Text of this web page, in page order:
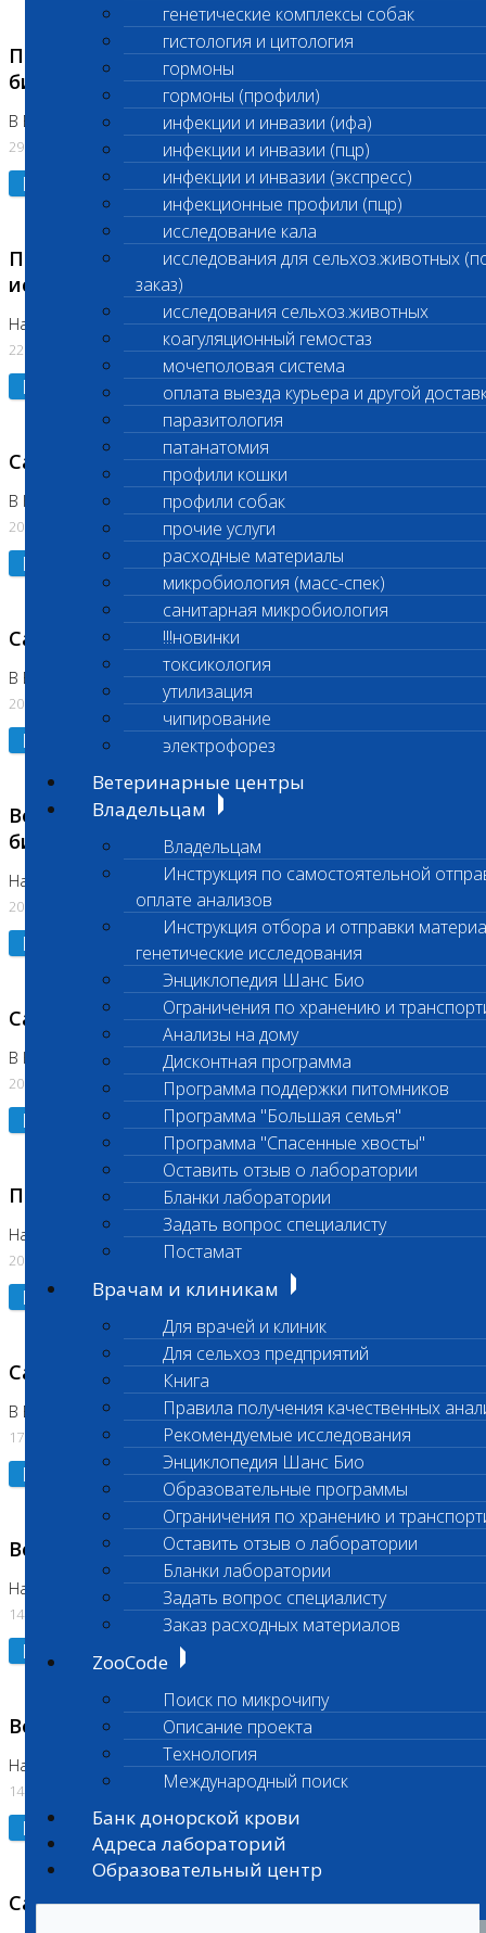
генетические комплексы собак
гистология и цитология
гормоны
гормоны (профили)
инфекции и инвазии (ифа)
инфекции и инвазии (пцр)
инфекции и инвазии (экспресс)
инфекционные профили (пцр)
исследование кала
исследования для сельхоз.животных
заказ)
исследования сельхоз.животных
коагуляционный гемостаз
мочеполовая система
оплата выезда курьера и другой
паразитология
патанатомия
профили кошки
профили собак
прочие услуги
расходные материалы
микробиология (масс-спек)
санитарная микробиология
!!!новинки
токсикология
утилизация
чипирование
электрофорез
Ветеринарные центры
Владельцам
Владельцам
Инструкция по самостоятельной
оплате анализов
Инструкция отбора и отправки
генетические исследования
Энциклопедия Шанс Био
Ограничения по хранению и
Анализы на дому
Дисконтная программа
Программа поддержки питомников
Программа "Большая семья"
Программа "Спасенные хвосты"
Оставить отзыв о лаборатории
Бланки лаборатории
Задать вопрос специалисту
Постамат
Врачам и клиникам
Для врачей и клиник
Для сельхоз предприятий
Книга
Правила получения качественных
Рекомендуемые исследования
Энциклопедия Шанс Био
Образовательные программы
Ограничения по хранению и
Оставить отзыв о лаборатории
Бланки лаборатории
Задать вопрос специалисту
Заказ расходных материалов
ZooCode
Поиск по микрочипу
Описание проекта
Технология
Международный поиск
Банк донорской крови
Адреса лабораторий
Образовательный центр
Приостановлено выполнение срочных
биохимических исследований
В Бутово 29.07.26
29.07.2026
Подробнее
Приостановлено выполнение биохимических
исследований
На Нагорной. Код ( 123,310,309)
22.07.2026
Подробнее
Санитарные дни
В Коломне 24.07.2026 и 28.07.2026
20.07.2026
Подробнее
Санитарный день
В Бутово 21.07.2026
20.07.2026
Подробнее
Возобновлено выполнение срочных
биохимических исследований
На Нагорной
20.07.2026
Подробнее
Санитарный день
В Коломне 20.07.2026
20.07.2026
Подробнее
Приостановлено выполнение исследования
На Нагорной
20.07.2026
Подробнее
Санитарный день
В Бутово
17.07.2026
Подробнее
Возобновлено выполнение исследования
На Нагорной (Код 961, 962)
14.07.2026
Подробнее
Возобновлено выполнение исследования
На Нагорной (Код 157)
14.07.2026
Подробнее
Санитарный день